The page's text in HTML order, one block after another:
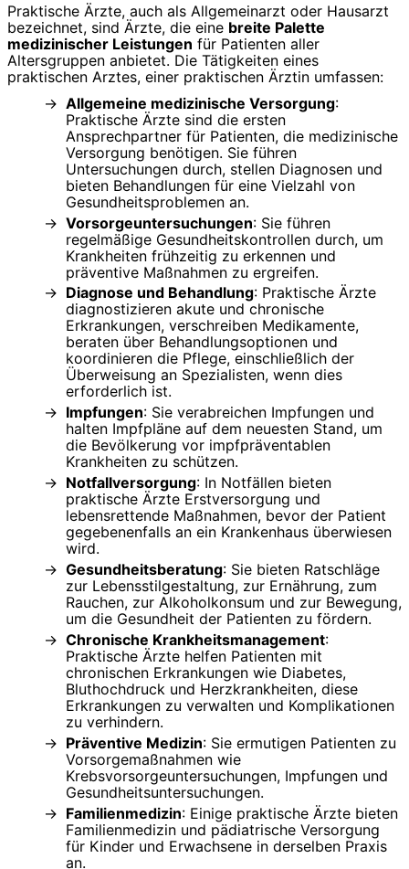
Praktische Ärzte, auch als Allgemeinarzt oder Hausarzt
bezeichnet, sind Ärzte, die eine breite Palette
medizinischer Leistungen für Patienten aller
Altersgruppen anbietet. Die Tätigkeiten eines
praktischen Arztes, einer praktischen Ärztin umfassen:
Allgemeine medizinische Versorgung:
Praktische Ärzte sind die ersten
Ansprechpartner für Patienten, die medizinische
Versorgung benötigen. Sie führen
Untersuchungen durch, stellen Diagnosen und
bieten Behandlungen für eine Vielzahl von
Gesundheitsproblemen an.
Vorsorgeuntersuchungen: Sie führen
regelmäßige Gesundheitskontrollen durch, um
Krankheiten frühzeitig zu erkennen und
präventive Maßnahmen zu ergreifen.
Diagnose und Behandlung: Praktische Ärzte
diagnostizieren akute und chronische
Erkrankungen, verschreiben Medikamente,
beraten über Behandlungsoptionen und
koordinieren die Pflege, einschließlich der
Überweisung an Spezialisten, wenn dies
erforderlich ist.
Impfungen: Sie verabreichen Impfungen und
halten Impfpläne auf dem neuesten Stand, um
die Bevölkerung vor impfpräventablen
Krankheiten zu schützen.
Notfallversorgung: In Notfällen bieten
praktische Ärzte Erstversorgung und
lebensrettende Maßnahmen, bevor der Patient
gegebenenfalls an ein Krankenhaus überwiesen
wird.
Gesundheitsberatung: Sie bieten Ratschläge
zur Lebensstilgestaltung, zur Ernährung, zum
Rauchen, zur Alkoholkonsum und zur Bewegung,
um die Gesundheit der Patienten zu fördern.
Chronische Krankheitsmanagement:
Praktische Ärzte helfen Patienten mit
chronischen Erkrankungen wie Diabetes,
Bluthochdruck und Herzkrankheiten, diese
Erkrankungen zu verwalten und Komplikationen
zu verhindern.
Präventive Medizin: Sie ermutigen Patienten zu
Vorsorgemaßnahmen wie
Krebsvorsorgeuntersuchungen, Impfungen und
Gesundheitsuntersuchungen.
Familienmedizin: Einige praktische Ärzte bieten
Familienmedizin und pädiatrische Versorgung
für Kinder und Erwachsene in derselben Praxis
an.